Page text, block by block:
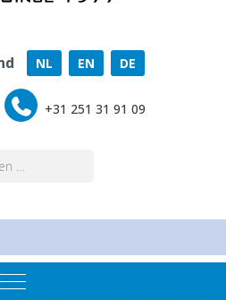
NL EN DE
+31 251 31 91 09
Mobile Menu Toggle